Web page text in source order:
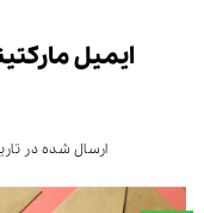
ایمیل
ارسال شده در